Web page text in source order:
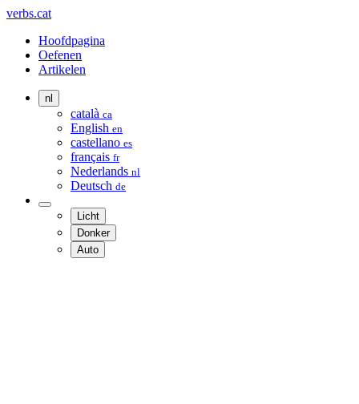
verbs.cat
Hoofdpagina
Oefenen
Artikelen
nl
català ca
English en
castellano es
français fr
Nederlands nl
Deutsch de
Licht
Donker
Auto